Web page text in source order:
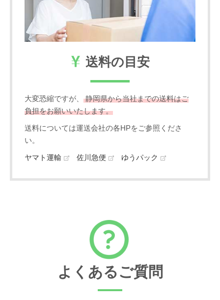
送料の目安
大変恐縮ですが、 静岡県から当社までの送料はご
負担をお願いいたします。
送料については運送会社の各HPをご参照くださ
い。
ヤマト運輸 佐川急便 ゆうパック
よくあるご質問